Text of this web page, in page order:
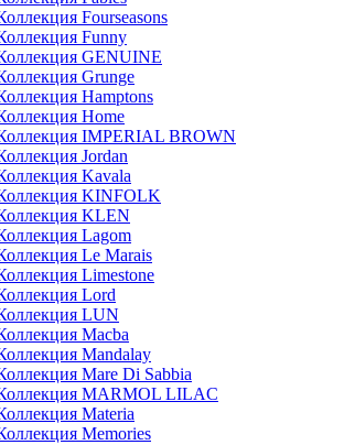
Fourseasons
Funny
GENUINE
Grunge
Hamptons
Home
IMPERIAL BROWN
Jordan
Kavala
KINFOLK
KLEN
Lagom
Le Marais
Limestone
Lord
LUN
Macba
Mandalay
Mare Di Sabbia
MARMOL LILAC
Materia
Memories